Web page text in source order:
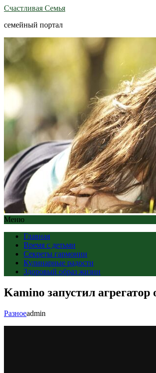
Счастливая Семья
семейный портал
Меню
Главная
Время с детьми
Секреты гармонии
Кулинарные радости
Здоровый образ жизни
Kamino запустил
Разноеadmin